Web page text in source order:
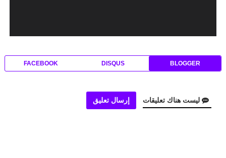
BLOGGER
DISQUS
FACEBOOK
ليست هناك تعليقات إرسال تعليق